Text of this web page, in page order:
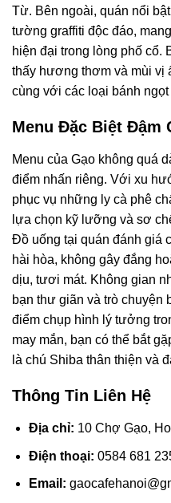
Từ. Bên ngoài, quán nổi
tường graffiti độc đáo,
hiện đại trong lòng phố cổ.
thấy hương thơm và mùi vị
cùng với các loại bánh
Menu Đặc Biệt Đậm
Menu của Gạo không quá
điểm nhấn riêng. Với xu
phục vụ những ly cà phê
lựa chọn kỹ lưỡng và sơ
Đồ uống tại quán đánh giá
hài hòa, không gây đắng
dịu, tươi mát. Không gian
bạn thư giãn và trò chuyện
điểm chụp hình lý tưởng
may mắn, bạn có thể bắt
là chú Shiba thân thiện và
Thông Tin Liên Hệ
Địa chỉ: 10 Chợ Gạo,
Điện thoại: 0584 681
Email: